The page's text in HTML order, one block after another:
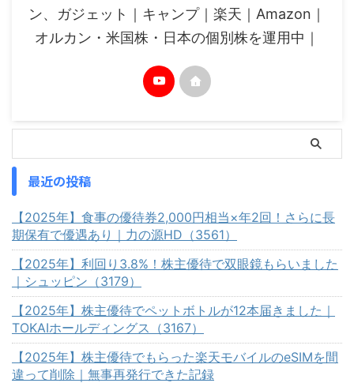
ン、ガジェット｜キャンプ｜楽天｜Amazon｜
オルカン・米国株・日本の個別株を運用中｜
最近の投稿
【2025年】食事の優待券2,000円相当×年2回！さらに長
期保有で優遇あり｜力の源HD（3561）
【2025年】利回り3.8%！株主優待で双眼鏡もらいました
｜シュッピン（3179）
【2025年】株主優待でペットボトルが12本届きました｜
TOKAIホールディングス（3167）
【2025年】株主優待でもらった楽天モバイルのeSIMを間
違って削除｜無事再発行できた記録